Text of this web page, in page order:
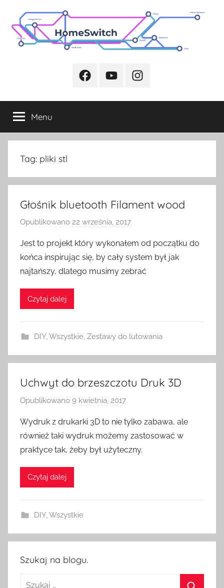
treści
FacebookYoutubeInstagram
Menu
Tag: pliki stl
Głośnik bluetooth Filament wood
Opublikowano 22 września, 2017
z
e
z
S
i
Jest to projekt który wykonałem od początku do
końca inspirując się, by cały system był jak
najtańszy, dlatego musimy zebrać
Czytaj dalej
DIY,Wszystkie, Zestawy do lutowania
Uchwyt do brzeszczotu Druk 3D
Opublikowano 9 kwietnia, 2017
z
e
z
i
Wydruk z drukarki 3D to nie tylko zabawa, ale
również taki wydruk możemy zastosować w
praktyce tak, żeby był użyteczny.
Czytaj dalej
DIY,Wszystkie
Szukaj na blogu.
Szukaj: